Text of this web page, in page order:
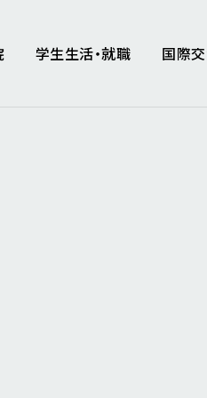
学生生活・就職 国際交